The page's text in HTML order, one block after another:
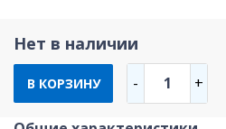
Нет в наличии
В КОРЗИНУ - 1 +